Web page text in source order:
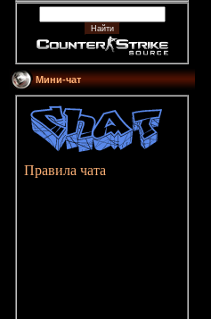
Мини-чат
Правила чата